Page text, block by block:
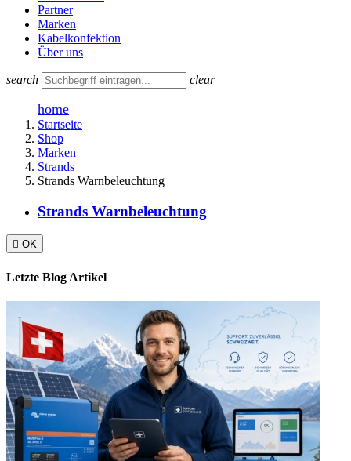
Partner
Marken
Kabelkonfektion
Über uns
search clear
home
Startseite
Shop
Marken
Strands
Strands Warnbeleuchtung
Strands Warnbeleuchtung
 OK
Letzte Blog Artikel